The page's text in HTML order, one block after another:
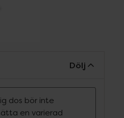
Dölj
dos bör inte
en varierad